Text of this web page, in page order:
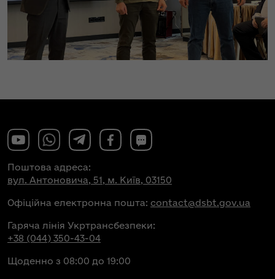
Поштова адреса:
вул. Антоновича, 51, м. Київ, 03150
Офіційна електронна пошта: contact@dsbt.gov.ua
Гаряча лінія Укртрансбезпеки:
+38 (044) 350-43-04
Щоденно з 08:00 до 19:00